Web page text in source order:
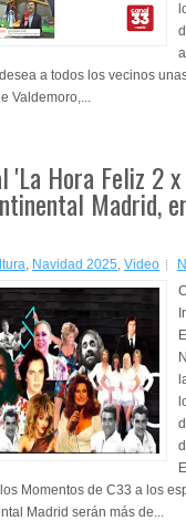
a todos los vecinos
Valdemoro,...
'La Hora Feliz 2
Madrid,
, Navidad 2025, Video
Momentos de C33 a los
Madrid serán más de...